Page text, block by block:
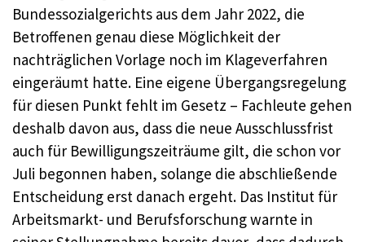
Bundessozialgerichts aus dem Jahr 2022, die
Betroffenen genau diese Möglichkeit der
nachträglichen Vorlage noch im Klageverfahren
eingeräumt hatte. Eine eigene Übergangsregelung
für diesen Punkt fehlt im Gesetz – Fachleute gehen
deshalb davon aus, dass die neue Ausschlussfrist
auch für Bewilligungszeiträume gilt, die schon vor
Juli begonnen haben, solange die abschließende
Entscheidung erst danach ergeht. Das Institut für
Arbeitsmarkt- und Berufsforschung warnte in